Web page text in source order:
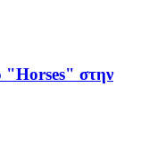
"Horses" στην